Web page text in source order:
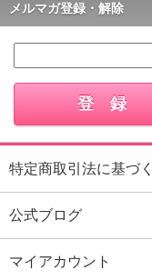
メルマガ登録・解除
特定商取引法に基づ
公式ブログ
マイアカウント